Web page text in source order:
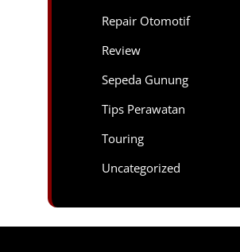
Repair Otomotif
Review
Sepeda Gunung
Tips Perawatan
Touring
Uncategorized